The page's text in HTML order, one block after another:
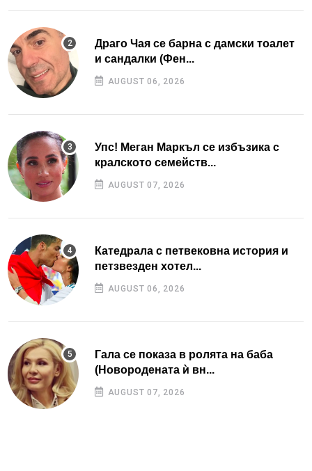
Драго Чая се барна с дамски тоалет
и сандалки (Фен...
AUGUST 06, 2026
Упс! Меган Маркъл се избъзика с
кралското семейств...
AUGUST 07, 2026
Катедрала с петвековна история и
петзвезден хотел...
AUGUST 06, 2026
Гала се показа в ролята на баба
(Новородената ѝ вн...
AUGUST 07, 2026